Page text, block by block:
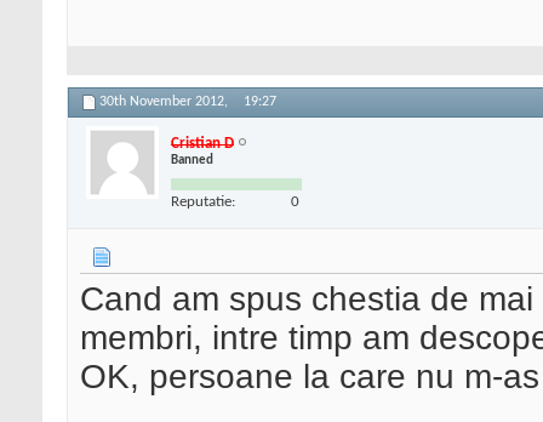
30th November 2012, 19:27
Cristian D
Banned
Reputatie: 0
Cand am spus chestia de
membri, intre timp am
OK, persoane la care nu m-